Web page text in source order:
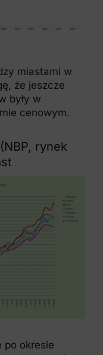
miastami w
że jeszcze
były w
cenowym.
rynek
po okresie